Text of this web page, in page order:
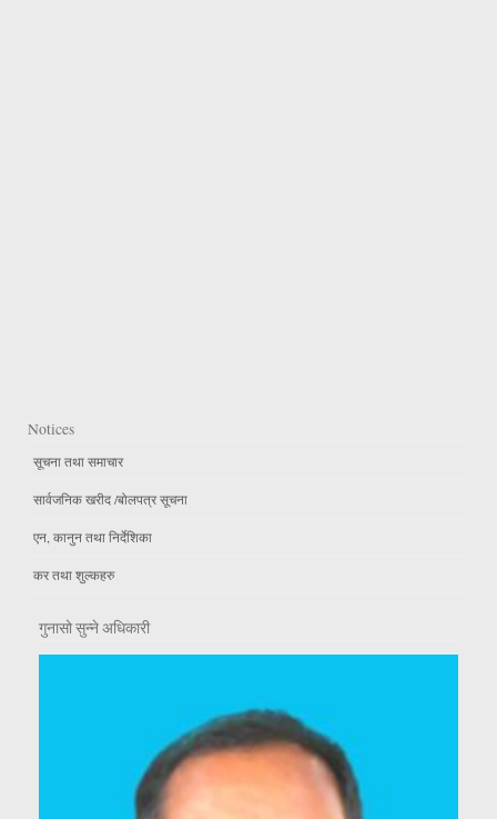
Notices
सूचना तथा समाचार
सार्वजनिक खरीद /बोलपत्र सूचना
एन, कानुन तथा निर्देशिका
कर तथा शुल्कहरु
गुनासो सुन्ने अधिकारी